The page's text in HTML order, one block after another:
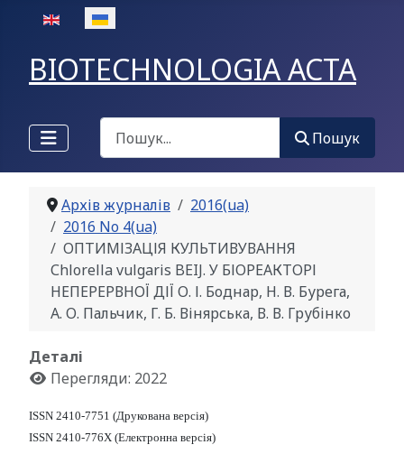
Оберіть свою мову
BIOTECHNOLOGIA ACTA
Пошук
Пошук
Архів журналів
2016(ua)
2016 No 4(ua)
ОПТИМІЗАЦІЯ КУЛЬТИВУВАННЯ
Сhlorella vulgaris BEIJ. У БІОРЕАКТОРІ
НЕПЕРЕРВНОЇ ДІЇ О. І. Боднар, Н. В. Бурега,
А. О. Пальчик, Г. Б. Вінярська, В. В. Грубінко
Деталі
Перегляди: 2022
ISSN 2410-7751 (Друкована версія)
ISSN 2410-776X (Електронна версія)